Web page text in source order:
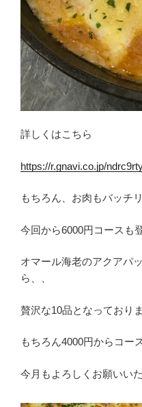
詳しくはこちら
https://r.gnavi.co.jp/
もちろん、お肉もバッチ
今回から6000円コースも
オマール海老のアクアパ
ら、、
贅沢な10品となっておりま
もちろん4000円からコー
今月もよろしくお願いいた